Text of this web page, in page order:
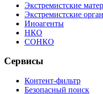
Экстремистские
Экстремистские
Иноагенты
НКО
СОНКО
Сервисы
Контент-фильтр
Безопасный поиск